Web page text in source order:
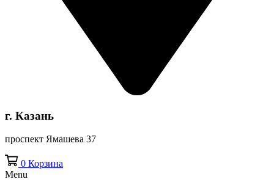
г. Казань
проспект Ямашева 37
0 Корзина
Menu